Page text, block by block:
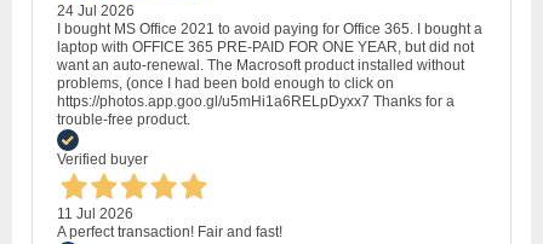
24 Jul 2026
I bought MS Office 2021 to avoid paying for Office 365. I bought a
laptop with OFFICE 365 PRE-PAID FOR ONE YEAR, but did not
want an auto-renewal. The Macrosoft product installed without
problems, (once I had been bold enough to click on
https://photos.app.goo.gl/u5mHi1a6RELpDyxx7 Thanks for a
trouble-free product.
Verified buyer
11 Jul 2026
A perfect transaction! Fair and fast!